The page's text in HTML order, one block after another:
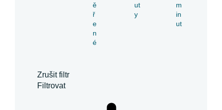
ě
ř
e
n
é
ut
y
m
in
ut
Zrušit filtr
Filtrovat